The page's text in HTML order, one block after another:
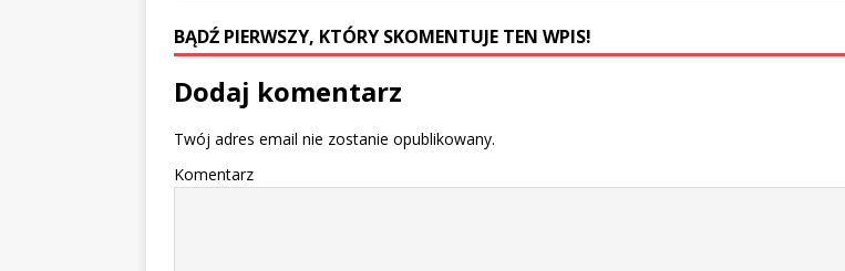
BĄDŹ PIERWSZY, KTÓRY SKOMENTUJE TEN WPIS!
Dodaj komentarz
Twój adres email nie zostanie opublikowany.
Komentarz